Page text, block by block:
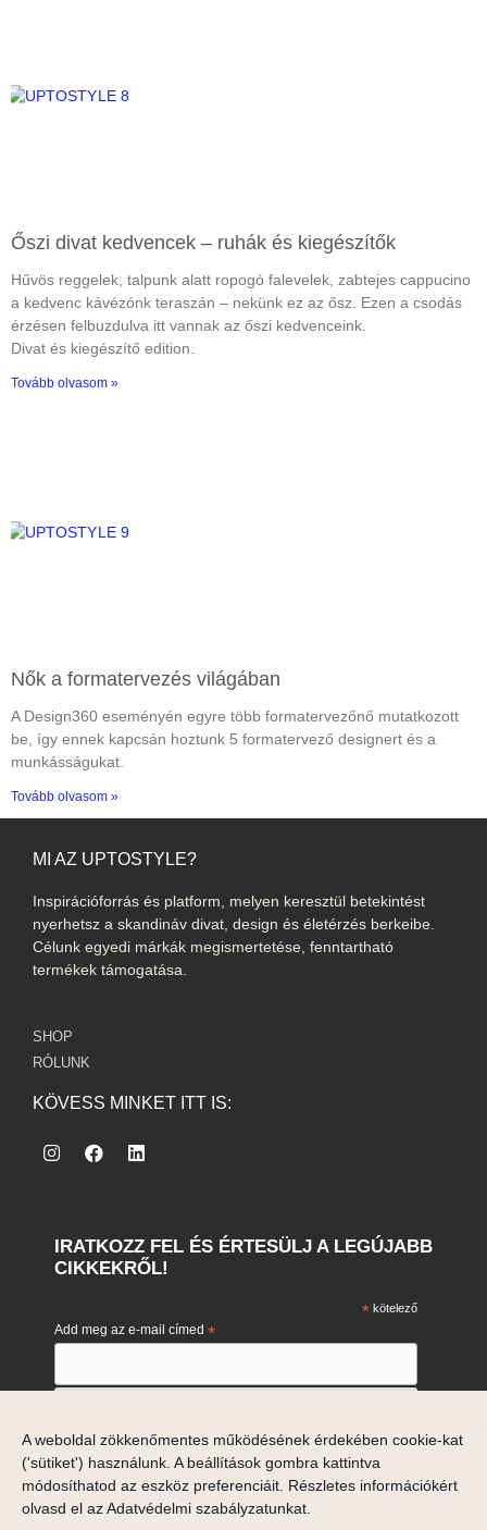
A weboldal zökkenőmentes működésének érdekében cookie-kat
('sütiket') használunk. A beállítások gombra kattintva
módosíthatod az eszköz preferenciáit. Részletes információkért
olvasd el azAdatvédelmi szabályzatunkat
Őszi divat kedvencek – ruhák és kiegészítők
Hűvös reggelek, talpunk alatt ropogó falevelek, zabtejes cappucino
a kedvenc kávézónk teraszán – nekünk ez az ősz. Ezen a csodás
érzésen felbuzdulva itt vannak az őszi kedvenceink.
Divat és kiegészítő edition.
Tovább olvasom »
Nők a formatervezés világában
A Design360 eseményén egyre több formatervezőnő mutatkozott
be, így ennek kapcsán hoztunk 5 formatervező designert és a
munkásságukat.
Tovább olvasom »
MI AZ UPTOSTYLE?
Inspirációforrás és platform, melyen keresztül betekintést
nyerhetsz a skandináv divat, design és életérzés berkeibe.
Célunk egyedi márkák megismertetése, fenntartható
termékek támogatása.
SHOP
RÓLUNK
KÖVESS MINKET ITT IS:
IRATKOZZ FEL ÉS ÉRTESÜLJ A LEGÚJABB
CIKKEKRŐL!
* kötelező
Add meg az e-mail címed *
Engedélyezem
Ha meggondolod magad, akkor a hírlevelek alján tudsz
leiratkozni.
Adataid a Mailchimp marketing platformjával is megosztásra